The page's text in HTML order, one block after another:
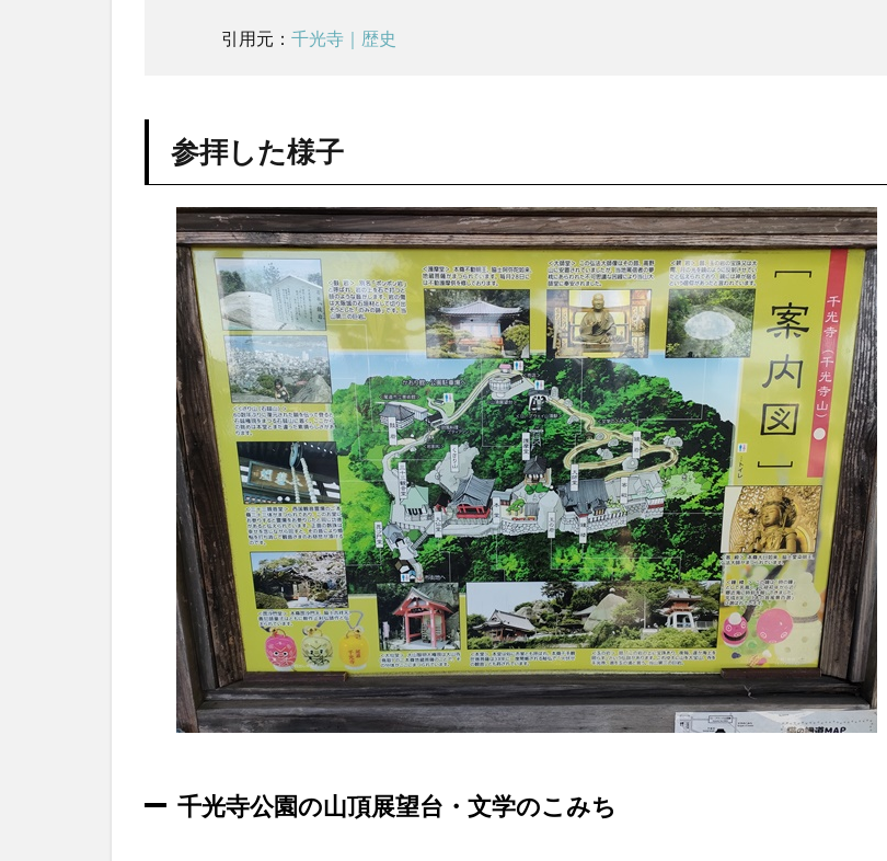
2.12
本堂
2.13
三十三
観音堂
2.14
毘沙門
堂
2.15
石鎚山
鎖修行
千
光
い
た
だ
い
た
御
朱
3.1
引用元： 千光寺｜歴史
参拝した様子
千光寺公園の山頂展望台・文学のこみち